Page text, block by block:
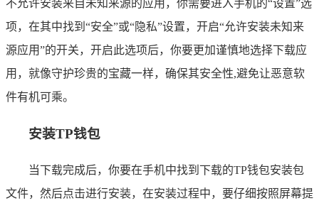
不允许安装来自未知来源的应用，你需要进入手机的“设置”选
项，在其中找到“安全”或“隐私”设置，开启“允许安装未知来
源应用”的开关，开启此选项后，你要更加谨慎地选择下载应
用，就像守护珍贵的宝藏一样，确保其安全性,避免让恶意软
件有机可乘。
安装TP钱包
当下载完成后，你要在手机中找到下载的TP钱包安装包
文件，然后点击进行安装，在安装过程中，要仔细按照屏幕提